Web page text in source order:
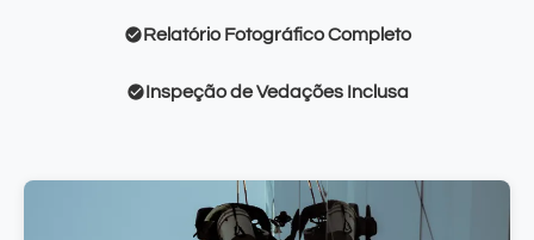
Relatório Fotográfico Completo
Inspeção de Vedações Inclusa